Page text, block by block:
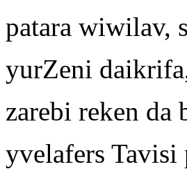
patara wiwilav,
yurZeni
zarebi reken da
yvelafers Tavisi